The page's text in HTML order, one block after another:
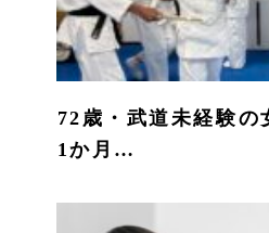
72歳・武道未経験の
1か月…